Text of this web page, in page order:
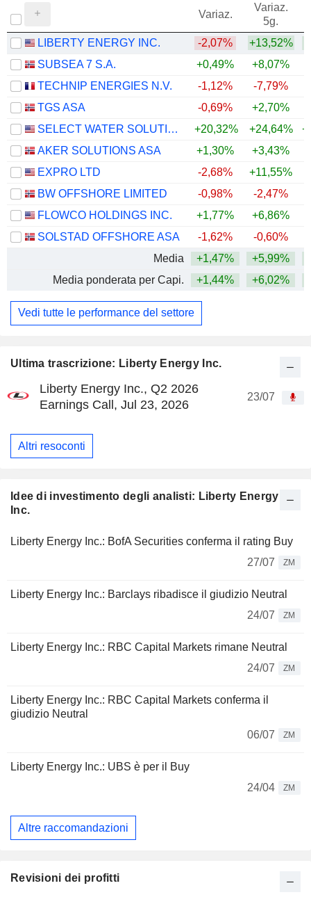
Ultima trascrizione: Liberty Energy Inc.
Liberty Energy Inc., Q2 2026
Earnings Call, Jul 23, 2026
23/07
Altri resoconti
Idee di investimento degli analisti: Liberty Energy
Inc.
Liberty Energy Inc.: BofA Securities conferma il rating Buy
27/07
ZM
Liberty Energy Inc.: Barclays ribadisce il giudizio Neutral
24/07
ZM
Liberty Energy Inc.: RBC Capital Markets rimane Neutral
24/07
ZM
Liberty Energy Inc.: RBC Capital Markets conferma il
giudizio Neutral
06/07
ZM
Liberty Energy Inc.: UBS è per il Buy
24/04
ZM
Altre raccomandazioni
Variaz.
Variaz.
5g.
LIBERTY ENERGY INC. -2,07% +13,52%
SUBSEA 7 S.A.
+0,49% +8,07%
TECHNIP ENERGIES N.V.
-1,12% -7,79%
TGS ASA
-0,69% +2,70%
SELECT WATER SOLUTIONS, INC.
+20,32% +24,64%
AKER SOLUTIONS ASA
+1,30% +3,43%
EXPRO LTD
-2,68% +11,55%
BW OFFSHORE LIMITED
-0,98% -2,47%
FLOWCO HOLDINGS INC.
+1,77% +6,86%
SOLSTAD OFFSHORE ASA
-1,62% -0,60%
Media
+1,47% +5,99%
Media ponderata per Capi.
+1,44% +6,02%
Vedi tutte le performance del settore
Revisioni dei profitti